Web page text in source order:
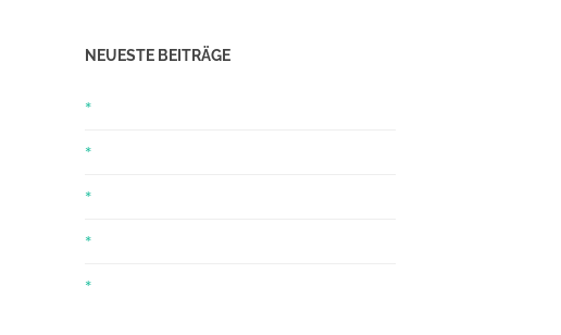
NEUESTE BEITRÄGE
*
*
*
*
*